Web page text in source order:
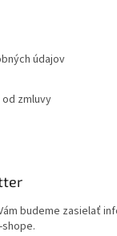
údajov
zmluvy
budeme zasielať